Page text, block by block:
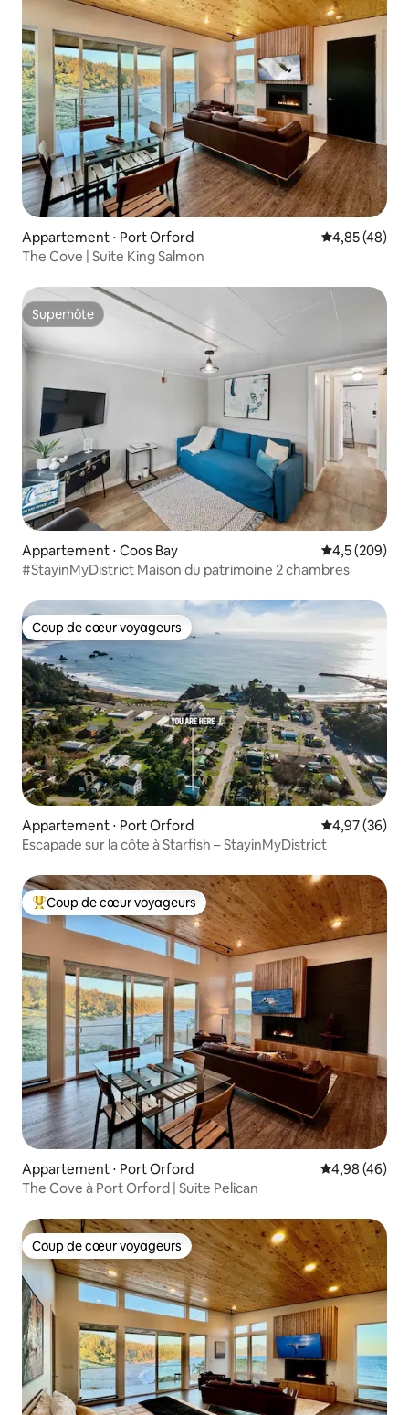
Appartement ⋅ Port Orford Évaluation
4,85 (48)
The Cove | Suite King Salmon
Superhôte
Superhôte
Appartement ⋅ Coos Bay Évaluation
4,5 (209)
#StayinMyDistrict Maison du patrimoine 2 chambres
Coup de cœur voyageurs
Coup de cœur voyageurs
Appartement ⋅ Port Orford Évaluation
4,97 (36)
Escapade sur la côte à Starfish – StayinMyDistrict
Coups de cœur voyageurs les plus appréciés
Coup de cœur voyageurs
Appartement ⋅ Port Orford Évaluation
4,98 (46)
The Cove à Port Orford | Suite Pelican
Coup de cœur voyageurs
Coup de cœur voyageurs